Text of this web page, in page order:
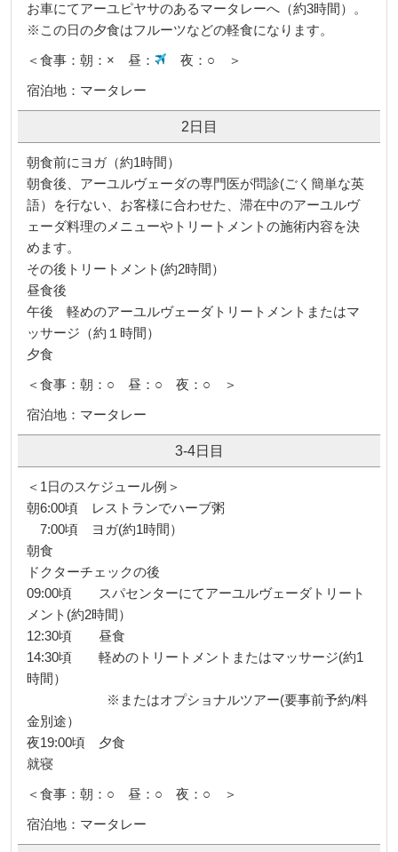
お車にてアーユピヤサのあるマータレーへ（約3時間）。
※この日の夕食はフルーツなどの軽食になります。
＜食事：朝：× 昼：
夜：○ ＞
宿泊地：マータレー
2日目
朝食前にヨガ（約1時間）
朝食後、アーユルヴェーダの専門医が問診(ごく簡単な英
語）を行ない、お客様に合わせた、滞在中のアーユルヴ
ェーダ料理のメニューやトリートメントの施術内容を決
めます。
その後トリートメント(約2時間）
昼食後
午後 軽めのアーユルヴェーダトリートメントまたはマ
ッサージ（約１時間）
夕食
＜食事：朝：○ 昼：○ 夜：○ ＞
宿泊地：マータレー
3-4日目
＜1日のスケジュール例＞
朝6:00頃 レストランでハーブ粥
7:00頃 ヨガ(約1時間）
朝食
ドクターチェックの後
09:00頃 スパセンターにてアーユルヴェーダトリート
メント(約2時間）
12:30頃 昼食
14:30頃 軽めのトリートメントまたはマッサージ(約1
時間）
※またはオプショナルツアー(要事前予約/料
金別途）
夜19:00頃 夕食
就寝
＜食事：朝：○ 昼：○ 夜：○ ＞
宿泊地：マータレー